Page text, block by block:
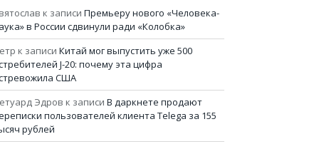
к записи Премьеру нового «Человека-
в России сдвинули ради «Колобка»
к записи Китай мог выпустить уже 500
J-20: почему эта цифра
США
Эдров к записи В даркнете продают
пользователей клиента Telega за 155
рублей